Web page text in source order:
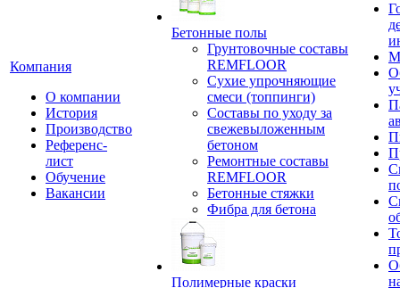
Компания
О компании
История
Производство
Референс-
лист
Обучение
Вакансии
Бетонные полы
Грунтовочные составы
REMFLOOR
Сухие упрочняющие
смеси (топпинги)
Составы по уходу за
свежевыложенным
бетоном
Ремонтные составы
REMFLOOR
Бетонные стяжки
Фибра для бетона
Полимерные краски